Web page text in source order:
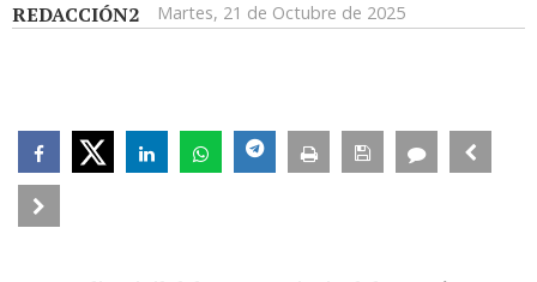
REDACCIÓN2 Martes, 21 de Octubre de 2025